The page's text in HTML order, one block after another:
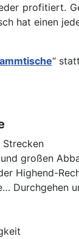
profitiert.
hat einen
“
Strecken
großen
Highend-
Durchgehen